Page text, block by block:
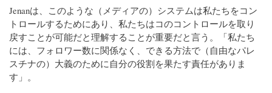
Jenanは、このような（メディアの）システムは私たちをコン
トロールするためにあり、私たちはコのコントロールを取り
戻すことが可能だと理解することが重要だと言う。「私たち
には、フォロワー数に関係なく、できる方法で（自由なパレ
スチナの）大義のために自分の役割を果たす責任がありま
す」。